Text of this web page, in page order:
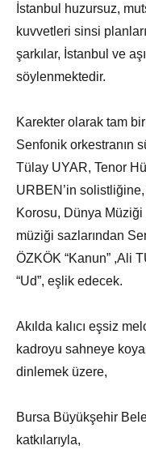
İstanbul huzursuz,
kuvvetleri sinsi
şarkılar, İstanbul ve
söylenmektedir.
Karekter olarak tam
Senfonik orkestranın
Tülay UYAR, Tenor
URBEN’in
Korosu, Dünya
müziği sazlarından
ÖZKÖK “Kanun” ,Ali
“Ud”, eşlik edecek.
Akılda kalıcı eşsiz
kadroyu sahneye
dinlemek üzere,
Bursa Büyükşehir
katkılarıyla,